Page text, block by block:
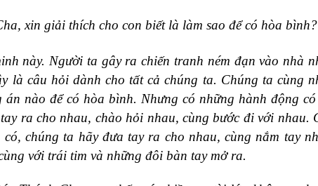
xin giải thích cho con biết là làm sao để có hòa
này. Người ta gây ra chiến tranh ném đạn vào nhà
là câu hỏi dành cho tất cả chúng ta. Chúng ta cùng
nào để có hòa bình. Nhưng có những hành động có
ra cho nhau, chào hỏi nhau, cùng bước đi với nhau.
chúng ta hãy đưa tay ra cho nhau, cùng nắm tay
với trái tim và những đôi bàn tay mở ra.